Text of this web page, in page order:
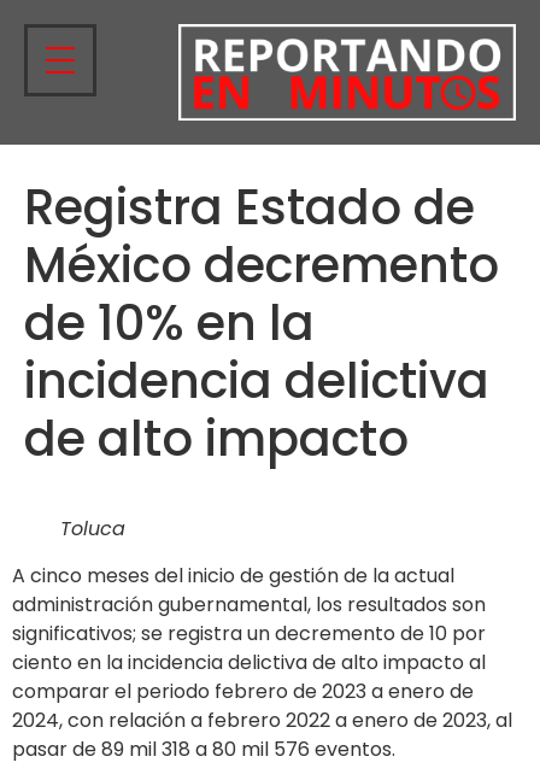
Registra Estado de
México decremento
de 10% en la
incidencia delictiva
de alto impacto
Toluca
A cinco meses del inicio de gestión de la actual
administración gubernamental, los resultados son
significativos; se registra un decremento de 10 por
ciento en la incidencia delictiva de alto impacto al
comparar el periodo febrero de 2023 a enero de
2024, con relación a febrero 2022 a enero de 2023, al
pasar de 89 mil 318 a 80 mil 576 eventos.